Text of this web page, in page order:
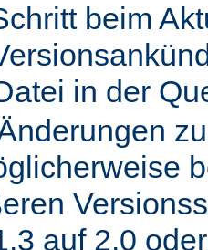
beim
in der
auf 2.0